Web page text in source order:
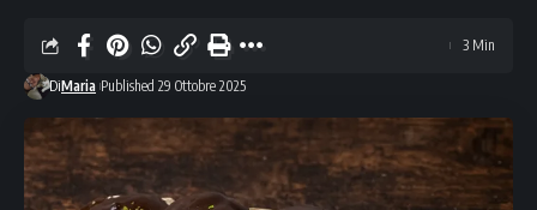
DiMaria Published 29 Ottobre 2025
3 Min